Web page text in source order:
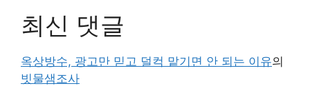
최신 댓글
옥상방수, 광고만 믿고 덜컥 맡기면 안 되는 이유의
빗물샘조사